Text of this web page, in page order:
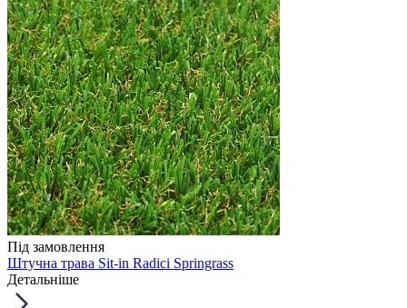
Під замовлення
Штучна трава Sit-in Radici Springrass
Детальніше